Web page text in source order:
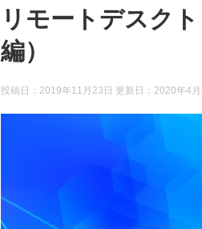
リモートデスク
編）
投稿日：2019年11月23日 更新日： 2020年4月